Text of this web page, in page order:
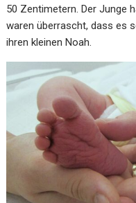
50 Zentimetern. Der Junge
waren überrascht, dass es
ihren kleinen Noah.